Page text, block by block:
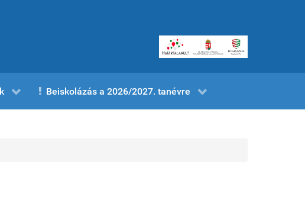
Beiskolázás a 2026/2027. tanévre